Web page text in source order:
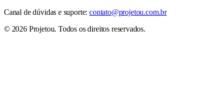
Canal de dúvidas e suporte: contato@projetou.com.br
© 2026 Projetou. Todos os direitos reservados.